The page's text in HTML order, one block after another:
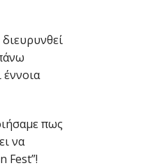
πως
να
Fest”!